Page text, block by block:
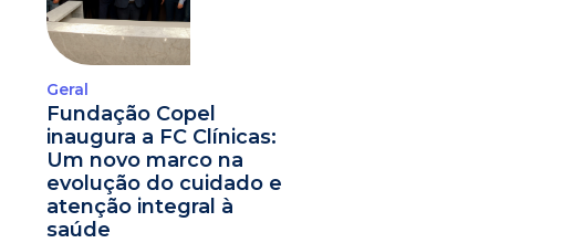
Geral
Fundação Copel
inaugura a FC Clínicas:
Um novo marco na
evolução do cuidado e
atenção integral à
saúde